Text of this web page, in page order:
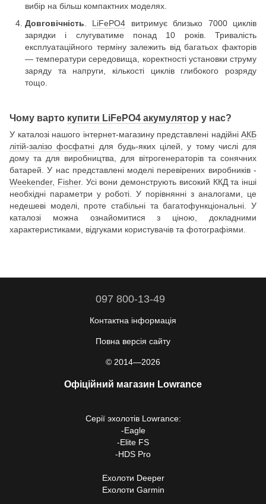
вибір на більш компактних моделях.
Довговічність
LiFePO4 витримує близько 7000 циклів
зарядки і слугуватиме понад 10 років. Тривалість
експлуатаційного терміну залежить від багатьох факторів
— температури середовища, коректності установки струму
заряду та напруги, кількості циклів глибокого розряду
тощо.
Чому варто купити LiFePO4 акумулятор у нас?
У каталозі нашого інтернет-магазину представлені надійні АКБ
літій-залізо фосфатні для будь-яких цілей, у тому числі для
дому та для виробництва, для вітрогенераторів та сонячних
батарей. У нас представлені моделі перевірених виробників -
Weekender, Fisher. Усі вони демонструють високий ККД та інші
необхідні параметри у роботі. У порівнянні з аналогами, це
недешеві моделі, проте стабільні та багатофункціональні. У
каталозі можна ознайомитися з ціною, докладними
характеристиками, відгуками користувачів та фотографіями.
097 800-13-49
Контактна інформація
Повна версія сайту
© 2014—2026
Офіційний магазин Lowrance
Серії эхолотів Lowrance:
-Eagle
-Elite FS
-HDS Pro
Ехолоти Deeper
Ехолоти Garmin